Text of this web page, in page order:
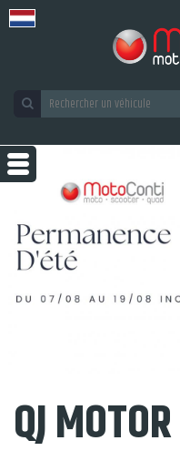
QJ MOTOR